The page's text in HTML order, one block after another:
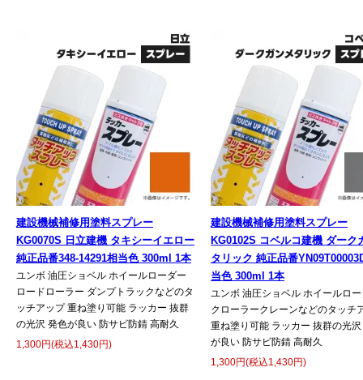
建設機械補修用塗料スプレー
KG0070S 日立建機 タキシーイエロー
純正品番348-14291相当色 300ml 1本
ユンボ 油圧ショベル ホイールローダー
ロードローラー ダンプトラックなどのタ
ッチアップ 重ね塗り可能 ラッカー 抜群
の光沢 発色が良い 防サビ防錆 高耐久
1,300円(税込1,430円)
建設機械補修用塗料スプレー
KG0102S コベルコ建機 ダーク
タリック 純正品番
当色 300ml 1本
ユンボ 油圧ショベル ホイールロ
クローラークレーンなどのタッチ
重ね塗り可能 ラッカー 抜群の光
が良い 防サビ防錆 高耐久
1,300円(税込1,430円)